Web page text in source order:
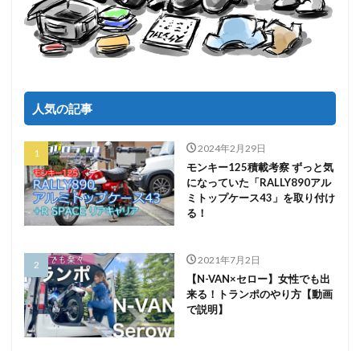
人気の記事
2024年2月29日
モンキー125積載考察 ずっと気
になっていた「RALLY890アル
ミトップケース43」を取り付け
る！
2021年7月2日
【N-VAN×セロー】女性でも出
来る！トランポのやり方【動画
で説明】